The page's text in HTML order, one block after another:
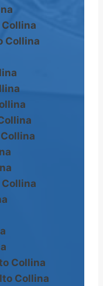
Collina
Collina
Collina
Collina
Collina